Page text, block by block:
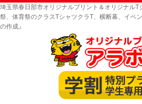
埼玉県春日部市オリジナルプリント＆オリジナルT
祭、体育祭のクラスTシャツクラT、横断幕、イベ
の作成』